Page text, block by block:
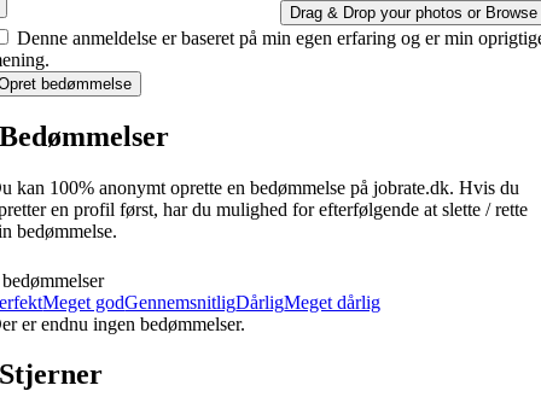
Drag & Drop your photos or Browse
Denne anmeldelse er baseret på min egen erfaring og er min
bedømmelse
Bedømmelser
kan 100% anonymt oprette en bedømmelse på jobrate.dk. Hvis du
en profil først, har du mulighed for efterfølgende at slette / rette
bedømmelse.
Meget godGennemsnitligDårligMeget dårlig
er endnu ingen bedømmelser.
Stjerner